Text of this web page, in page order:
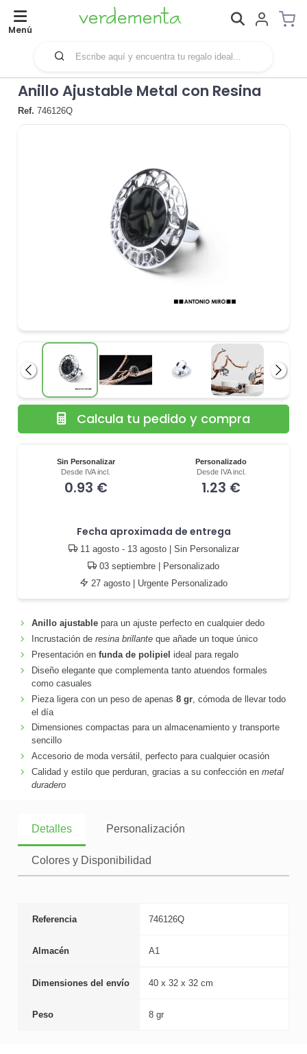
Menú
Anillo Ajustable Metal con Resina
Ref. 746126Q
Anterior
Sin Personalizar
Desde IVA incl.
0.93 €
Personalizado
Desde IVA incl.
1.23 €
Fecha aproximada de entrega
11 agosto - 13 agosto| Sin Personalizar
03 septiembre | Personalizado
27 agosto | Urgente Personalizado
Calcula tu pedido y compra
Anillo ajustablepara un ajuste perfecto en cualquier dedo
Incrustación de resina brillanteque añade un toque único
Presentación en funda de polipiel ideal para regalo
Diseño elegante que complementa tanto atuendos formales
como casuales
Pieza ligera con un peso de apenas 8 gr, cómoda de llevar todo
el día
Dimensiones compactas para un almacenamiento y transporte
sencillo
Accesorio de moda versátil, perfecto para cualquier ocasión
Calidad y estilo que perduran, gracias a su confección en metal
duradero
Detalles Personalización
Colores y Disponibilidad
Referencia 746126Q
Almacén A1
Dimensiones del envío 40 x 32 x 32 cm
Peso 8 gr